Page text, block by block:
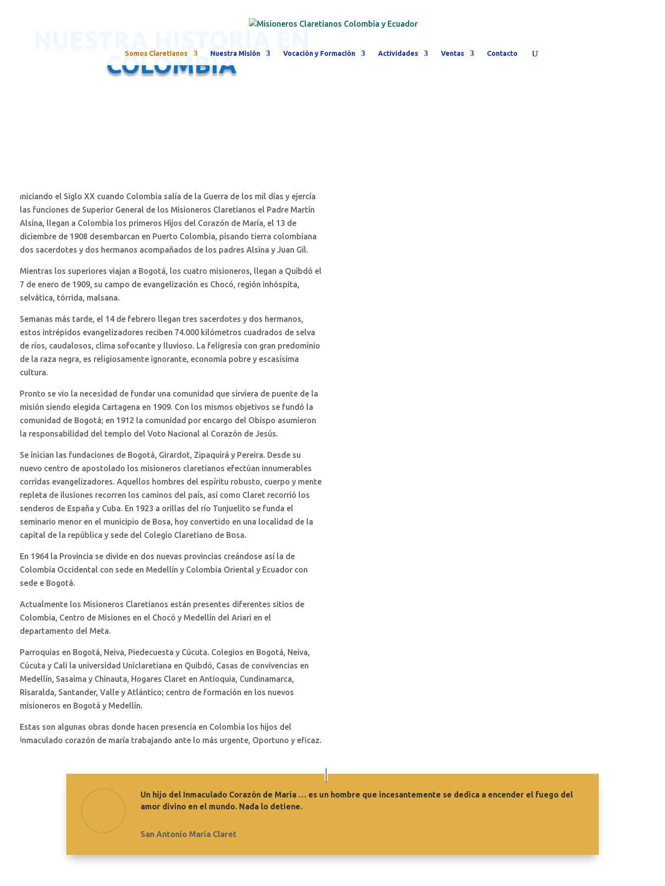
Somos Claretianos Nuestra Misión Vocación y Formación Actividades Ventas Contacto
COLOMBIA
Iniciando el Siglo XX cuando Colombia salía de la Guerra de los mil días y ejercía
las funciones de Superior General de los Misioneros Claretianos el Padre Martín
Alsina, llegan a Colombia los primeros Hijos del Corazón de María, el 13 de
diciembre de 1908 desembarcan en Puerto Colombia, pisando tierra colombiana
dos sacerdotes y dos hermanos acompañados de los padres Alsina y Juan Gil.
Mientras los superiores viajan a Bogotá, los cuatro misioneros, llegan a Quibdó el
7 de enero de 1909, su campo de evangelización es Chocó, región inhóspita,
selvática, tórrida, malsana.
Semanas más tarde, el 14 de febrero llegan tres sacerdotes y dos hermanos,
estos intrépidos evangelizadores reciben 74.000 kilómetros cuadrados de selva
de ríos, caudalosos, clima sofocante y lluvioso. La feligresía con gran predominio
de la raza negra, es religiosamente ignorante, economía pobre y escasísima
cultura.
Pronto se vio la necesidad de fundar una comunidad que sirviera de puente de la
misión siendo elegida Cartagena en 1909. Con los mismos objetivos se fundó la
comunidad de Bogotá; en 1912 la comunidad por encargo del Obispo asumieron
la responsabilidad del templo del Voto Nacional al Corazón de Jesús.
Se inician las fundaciones de Bogotá, Girardot, Zipaquirá y Pereira. Desde su
nuevo centro de apostolado los misioneros claretianos efectúan innumerables
corridas evangelizadores. Aquellos hombres del espíritu robusto, cuerpo y mente
repleta de ilusiones recorren los caminos del país, así como Claret recorrió los
senderos de España y Cuba. En 1923 a orillas del río Tunjuelito se funda el
seminario menor en el municipio de Bosa, hoy convertido en una localidad de la
capital de la república y sede del Colegio Claretiano de Bosa.
En 1964 la Provincia se divide en dos nuevas provincias creándose así la de
Colombia Occidental con sede en Medellín y Colombia Oriental y Ecuador con
sede e Bogotá.
Actualmente los Misioneros Claretianos están presentes diferentes sitios de
Colombia, Centro de Misiones en el Chocó y Medellín del Ariari en el
departamento del Meta.
Parroquias en Bogotá, Neiva, Piedecuesta y Cúcuta. Colegios en Bogotá, Neiva,
Cúcuta y Cali la universidad Uniclaretiana en Quibdó, Casas de convivencias en
Medellín, Sasaima y Chinauta, Hogares Claret en Antioquia, Cundinamarca,
Risaralda, Santander, Valle y Atlántico; centro de formación en los nuevos
misioneros en Bogotá y Medellín.
Estas son algunas obras donde hacen presencia en Colombia los hijos del
inmaculado corazón de maría trabajando ante lo más urgente, Oportuno y eficaz.
Un hijo del Inmaculado Corazón de María … es un hombre que incesantemente se dedica a encender el fuego del
amor divino en el mundo. Nada lo detiene.
San Antonio María Claret